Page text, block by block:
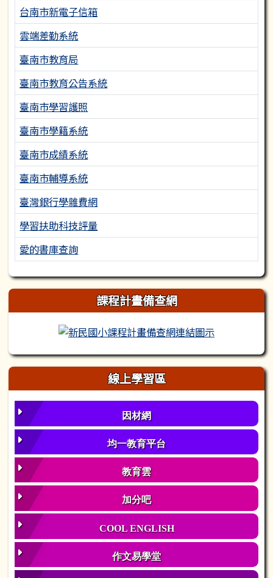
台南市新電子信箱
雲端差勤系統
臺南市教育局
臺南市教育公告系統
臺南市學習護照
臺南市學籍系統
臺南市成績系統
臺南市輔導系統
臺灣銀行學雜費網
學習扶助科技評量
愛的書庫查詢
課程計畫備查網
新民國小課
線上學習區
因材網
均一教育平台
教育雲
加分吧
COOL ENGLISH
作文易學堂